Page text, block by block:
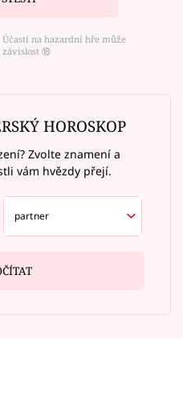
na hazardní hře může
⑱
HOROSKOP
Zvolte znamení a
vám hvězdy přejí.